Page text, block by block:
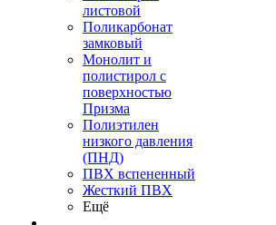
листовой
Поликарбонат
замковый
Монолит и
полистирол с
поверхностью
Призма
Полиэтилен
низкого давления
(ПНД)
ПВХ вспененный
Жесткий ПВХ
Ещё